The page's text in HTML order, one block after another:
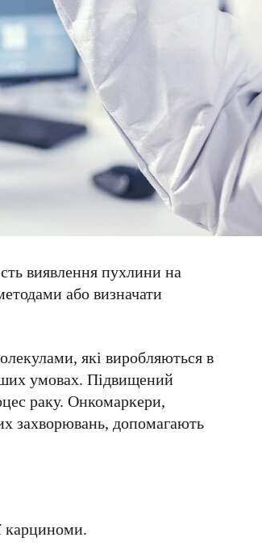
виявлення пухлини на
або визначати
які виробляються в
умовах. Підвищений
раку. Онкомаркери,
захворювань, допомагають
карциноми.